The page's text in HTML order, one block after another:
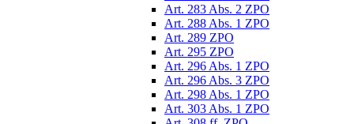
Art. 283 Abs. 2 ZPO
Art. 288 Abs. 1 ZPO
Art. 289 ZPO
Art. 295 ZPO
Art. 296 Abs. 1 ZPO
Art. 296 Abs. 3 ZPO
Art. 298 Abs. 1 ZPO
Art. 303 Abs. 1 ZPO